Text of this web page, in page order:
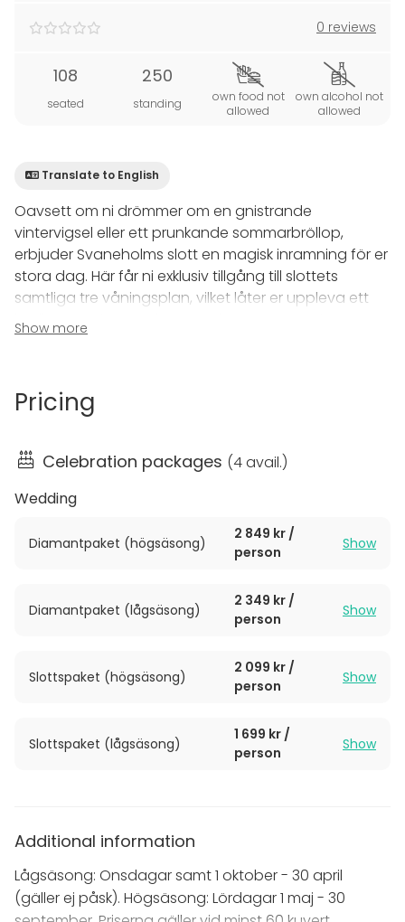
0 reviews
108
seated
250
standing
own food not
allowed
own alcohol not
allowed
Translate to English
Oavsett om ni drömmer om en gnistrande
vintervigsel eller ett prunkande sommarbröllop,
erbjuder Svaneholms slott en magisk inramning för er
stora dag. Här får ni exklusiv tillgång till slottets
samtliga tre våningsplan, vilket låter er uppleva ett
bröllop precis som det är tänkt att vara. Börja
firandet med en stämningsfull skål på borggården,
under källarvalven.
Vårt erfarna team tar hand om er från start till mål.
Med kockar som har bakgrund på stjärnkrogar och
femstjärniga hotell världen över, kan ni vara säkra på
erbjuder färdiga bröllopspaket där allt från fördrink
och middag till kaffe och avec ingår – helt utan
expertis lyfta er dag till något alldeles extra.
Show more
Pricing
Celebration packages (4 avail.)
Wedding
Diamantpaket (högsäsong)
2 849 kr /
person
Show
Diamantpaket (lågsäsong)
2 349 kr /
person
Show
Slottspaket (högsäsong)
2 099 kr /
person
Show
Slottspaket (lågsäsong)
1 699 kr /
person
Show
Additional information
Lågsäsong: Onsdagar samt 1 oktober - 30 april
(gäller ej påsk). Högsäsong: Lördagar 1 maj - 30